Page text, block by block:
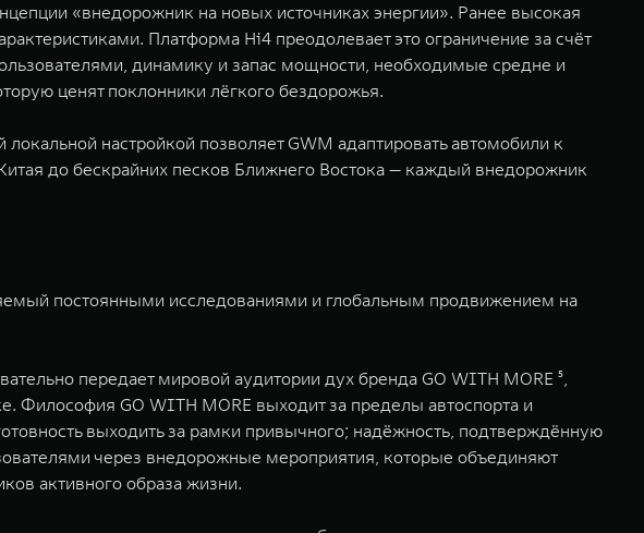
«внедорожник на новых источниках энергии». Ранее высокая
Платформа Hi4 преодолевает это ограничение за счёт
динамику и запас мощности, необходимые средне и
ценят поклонники лёгкого бездорожья.
настройкой позволяет GWM адаптировать автомобили к
до бескрайних песков Ближнего Востока — каждый внедорожник
постоянными исследованиями и глобальным продвижением на
передает мировой аудитории дух бренда GO WITH MORE ⁵,
Философия GO WITH MORE выходит за пределы автоспорта и
выходить за рамки привычного; надёжность, подтверждённую
через внедорожные мероприятия, которые объединяют
активного образа жизни.